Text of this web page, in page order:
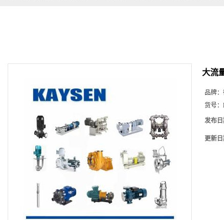
大流
品牌：
货号：
发布日
更新日